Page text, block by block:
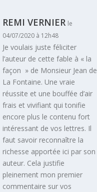
REMI VERNIER le
04/07/2020 à 12h48
Je voulais juste féliciter
l’auteur de cette fable à « la
façon » de Monsieur Jean de
La Fontaine. Une vraie
réussite et une bouffée d’air
frais et vivifiant qui tonifie
encore plus le contenu fort
intéressant de vos lettres. Il
faut savoir reconnaître la
richesse apportée ici par son
auteur. Cela justifie
pleinement mon premier
commentaire sur vos